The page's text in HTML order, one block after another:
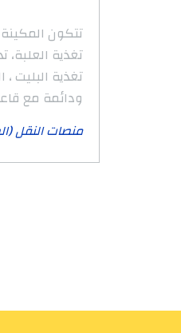
تتكون المكينة
تغذية العلبة،
تغذية البليت
ودائمة مع
منصات النقل